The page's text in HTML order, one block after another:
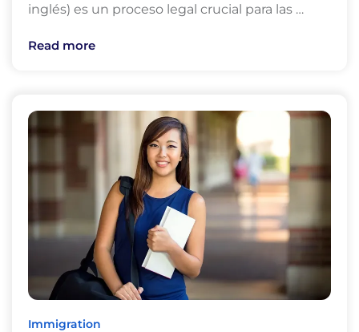
inglés) es un proceso legal crucial para las …
Read more
Immigration